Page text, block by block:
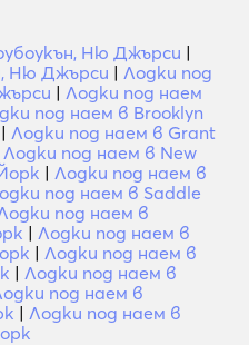
Ню Джърси |
Ню Джърси | Лодки под
| Лодки под наем
под наем в Brooklyn
| Лодки под наем в Grant
Лодки под наем в New
| Лодки под наем в
под наем в Saddle
под наем в
| Лодки под наем в
| Лодки под наем в
| Лодки под наем в
под наем в
| Лодки под наем в